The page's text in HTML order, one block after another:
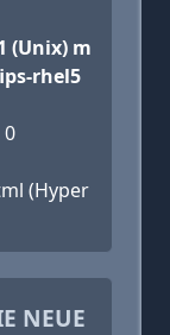
(Unix) m
rhel5
0
(Hyper
NEUE